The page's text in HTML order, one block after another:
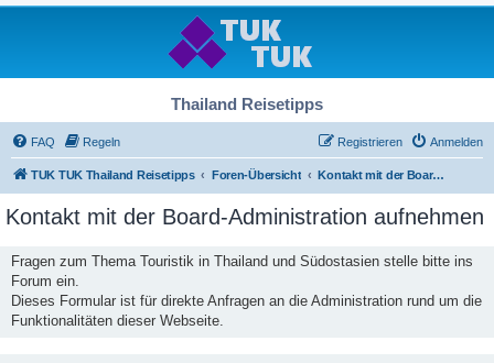
Thailand Reisetipps
FAQ Regeln Anmelden
Registrieren
TUK TUK Thailand Reisetipps Foren-Übersicht Kontakt mit der Board-Administration aufnehmen
Kontakt mit der Board-Administration aufnehmen
Fragen zum Thema Touristik in Thailand und Südostasien stelle bitte ins
Forum ein.
Dieses Formular ist für direkte Anfragen an die Administration rund um die
Funktionalitäten dieser Webseite.